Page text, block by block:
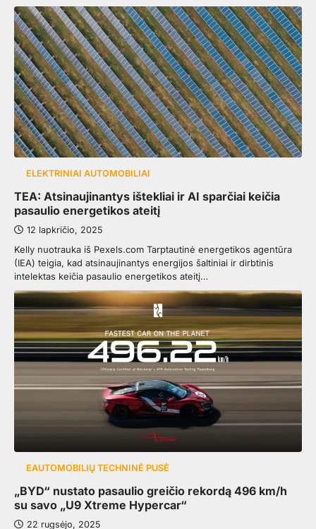
ELEKTRINIAI AUTOMOBILIAI
TEA: Atsinaujinantys ištekliai ir AI sparčiai keičia
pasaulio energetikos ateitį
12 lapkričio, 2025
Kelly nuotrauka iš Pexels.com Tarptautinė energetikos agentūra
(IEA) teigia, kad atsinaujinantys energijos šaltiniai ir dirbtinis
intelektas keičia pasaulio energetikos ateitį…
EAUTOMOBILIŲ TECHNINĖ PUSĖ
„BYD“ nustato pasaulio greičio rekordą 496 km/h
su savo „U9 Xtreme Hypercar“
22 rugsėjo, 2025